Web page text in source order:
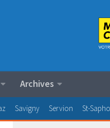
Archives
Savigny Servion St-